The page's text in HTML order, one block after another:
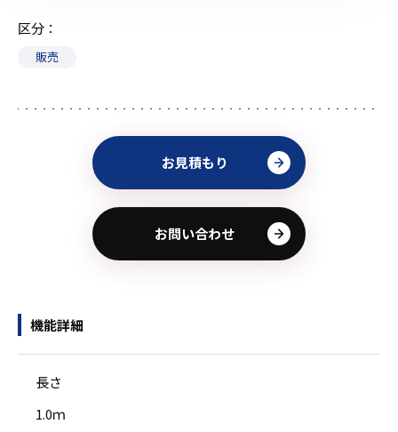
区分
販売
お見積もり
お問い合わせ
機能詳細
長さ
1.0ｍ